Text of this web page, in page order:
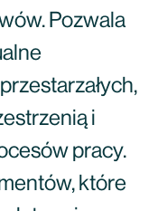
Pozwala
i
pracy.
które